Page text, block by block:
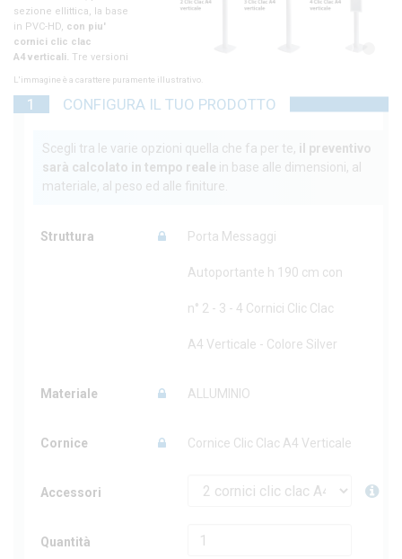
L'immagine è a carattere puramente illustrativo.
1 CONFIGURA IL TUO PRODOTTO
Scegli tra le varie opzioni quella che fa per te, il preventivo
sarà calcolato in tempo reale in base alle dimensioni, al
materiale, al peso ed alle finiture.
Struttura Porta Messaggi
Autoportante h 190 cm con
n° 2 - 3 - 4 Cornici Clic Clac
A4 Verticale - Colore Silver
Materiale ALLUMINIO
Cornice Cornice Clic Clac A4 Verticale
Accessori
Quantità